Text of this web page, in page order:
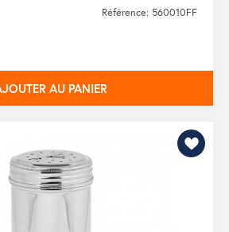
Référence: 560010FF
AU PANIER